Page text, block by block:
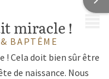
miracle !
BAPTÊME
Cela doit bien sûr être
de naissance. Nous